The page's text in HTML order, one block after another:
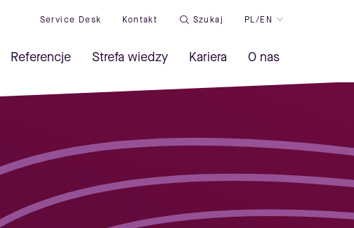
Service Desk Kontakt Szukaj PL/EN
Referencje Strefa wiedzy Kariera O nas